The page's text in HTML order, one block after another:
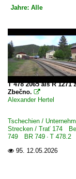
Tschechien
Dieselloks
2 749
KŽC
Jahre: Alle
Alle Jahre
2020
2021
2026
T 478 2065 als R
Zbečno. 
Alexander Hertel
Tschechien /
Strecken / Trať 174
749 BR 749 · T 478.2
 95. 12.05.2026